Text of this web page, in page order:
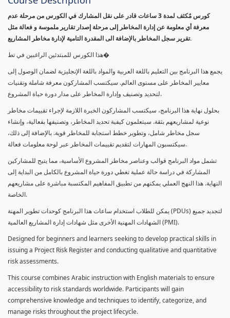
كورس مٌكثف لمدة 3 ساعات قادر على نقل المشارك في الكورس من مرحلة عدم
معرفة أي معلومة عن إدارة المخاطر إلى مرحلة إصدار تقارير ملموسة و فعالة مثل
تقرير سجل المخاطر بالإضافة الى المقدرة التامية لإدارة مخاطر المشاريع.
هذا الكورس للمبتدئين الراغبين في تط�
يجمع هذا البرنامج بين التعليم باللغة العربية والمواد باللغة الإنجليزية لضمان الوصول إلى
معايير المخاطر على مستوى العالم. سيكتسب المشاركون معرفة شاملة وتقنيات
لتحديد وتصنيف وإدارة المخاطر على مدار دورة حياة المشروع.
بحلول نهاية هذا البرنامج، سيكتسب المشاركون الخبرة اللازمة لإجراء تقييمات مخاطر
نوعية لمشاريعهم بثقة. سيتعلمون كيفية تحديد المخاطر، وتصنيفها بفعالية، وإنشاء
سجل مخاطر شامل، وتطوير خطط استجابة للمخاطر قوية. بالإضافة إلى ذلك،
سيكتسبون المهارات لتقديم تقييمات المخاطر عبر لوحة معلومات فعالة.
تشمل مواد البرنامج قوالب وعناصر مخاطر المشروع الأساسية، مما يتيح للمشاركين
المشاركة في دراسة حالة عملية تغطي دورة حياة المشروع بالكامل من البداية إلى
النهاية. هذا النهج العملي يمكنهم من تطبيق المفاهيم المكتسبة مباشرة على مشاريعهم
الخاصة.
يمكن للطلاب استخدام ساعات هذا البرنامج كوحدات تطوير المهنة (PDUs) لتجديد جميع
الشهادات المهنية الأخرى مثل شهادات إدارة المشاريع العالمية (PMI).
Designed for beginners and learners seeking to develop practical skills in
issuing a Project Risk Register and conducting qualitative and quantitative
risk assessments.
This course combines Arabic instruction with English materials to ensure
accessibility to risk standards worldwide. Participants will gain
comprehensive knowledge and techniques to identify, categorize, and
manage risks throughout the project lifecycle.